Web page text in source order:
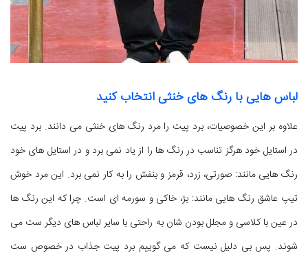
لباس هایی با رنگ های خنثی انتخاب کنید
علاوه بر این خصوصیات، برد پیت را مرد رنگ های خنثی می دانند. برد پیت
در استایل خود هرگز تناسب در رنگ ها را از یاد نمی برد و در استایل های خود
رنگ هایی مانند: صورتی، زرد، قرمز و بنفش را به کار نمی برد. این مرد خوش
تیپ عاشق رنگ هایی مانند: بژ، خاکی و سورمه ای است. چرا که این رنگ ها
در عین با کلاسی و مجلل بودن شان به راحتی با سایر لباس های دیگر ست می
شوند. پس بی دلیل نیست که می گوییم برد پیت جذاب در خصوص ست